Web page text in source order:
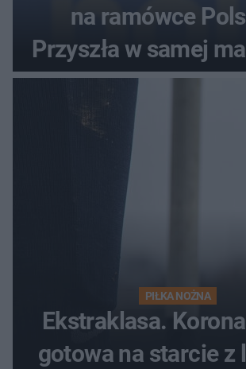
na ramówce
Przyszła w samej
PIŁKA NOŻNA
Ekstraklasa.
gotowa na starcie z